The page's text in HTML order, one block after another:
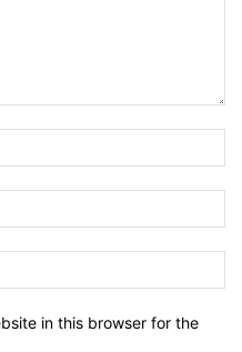
in this browser for the